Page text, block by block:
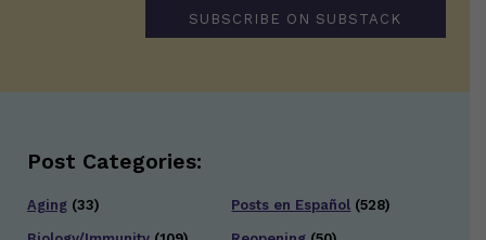
SUBSCRIBE ON SUBSTACK
Post Categories:
Aging (33) Posts en Español (528)